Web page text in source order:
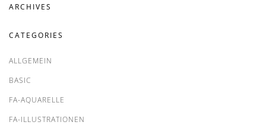
ARCHIVES
CATEGORIES
ALLGEMEIN
BASIC
FA-AQUARELLE
FA-ILLUSTRATIONEN